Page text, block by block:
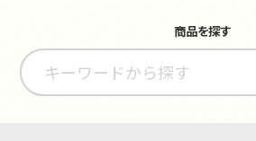
商品を探す